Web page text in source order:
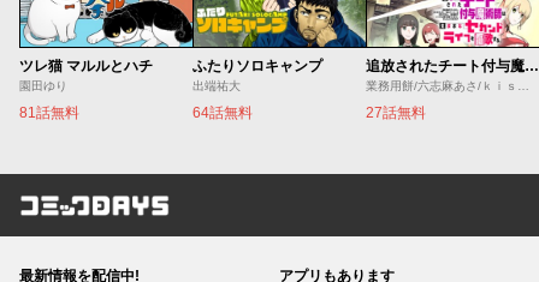
ツレ猫 マルルとハチ
園田ゆり
81話無料
ふたりソロキャンプ
出端祐大
64話無料
追放されたチート付与魔術師は気ままなセカンドライフを謳歌する。 ～俺は武器だけじゃなく、あらゆるものに『強化ポイント』を付与できるし、俺の意思でいつでも効果を解除できるけど、残った人たち大丈夫？～
27話無料
コミックDAYS
最新情報を配信中! アプリもあります